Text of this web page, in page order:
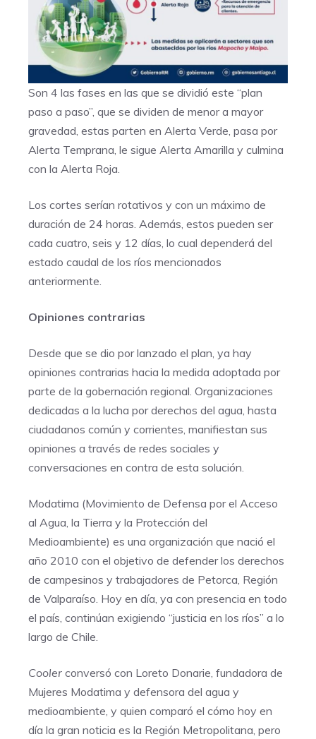
Son 4 las fases en las que se dividió este “plan
paso a paso”, que se dividen de menor a mayor
gravedad, estas parten en Alerta Verde, pasa por
Alerta Temprana, le sigue Alerta Amarilla y culmina
con la Alerta Roja.
Los cortes serían rotativos y con un máximo de
duración de 24 horas. Además, estos pueden ser
cada cuatro, seis y 12 días, lo cual dependerá del
estado caudal de los ríos mencionados
anteriormente.
Opiniones contrarias
Desde que se dio por lanzado el plan, ya hay
opiniones contrarias hacia la medida adoptada por
parte de la gobernación regional. Organizaciones
dedicadas a la lucha por derechos del agua, hasta
ciudadanos común y corrientes, manifiestan sus
opiniones a través de redes sociales y
conversaciones en contra de esta solución.
Modatima (Movimiento de Defensa por el Acceso
al Agua, la Tierra y la Protección del
Medioambiente) es una organización que nació el
año 2010 con el objetivo de defender los derechos
de campesinos y trabajadores de Petorca, Región
de Valparaíso. Hoy en día, ya con presencia en todo
el país, continúan exigiendo “justicia en los ríos” a lo
largo de Chile.
Cooler conversó con Loreto Donarie, fundadora de
Mujeres Modatima y defensora del agua y
medioambiente, y quien comparó el cómo hoy en
día la gran noticia es la Región Metropolitana, pero